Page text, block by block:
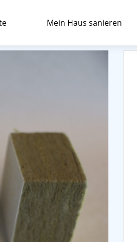
Mein Haus sanieren